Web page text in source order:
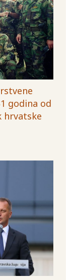
godina od
hrvatske